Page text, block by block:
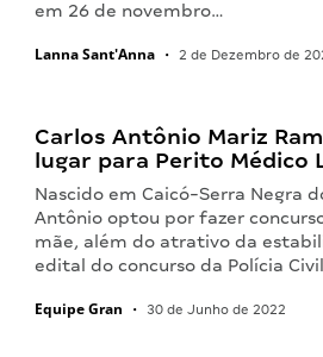
em 26 de novembro…
Lanna Sant'Anna • 2 de Dezembro de
Carlos Antônio Mariz
lugar para Perito Médico
Nascido em Caicó-Serra Negra
Antônio optou por fazer
mãe, além do atrativo da
edital do concurso da Polícia
Equipe Gran • 30 de Junho de 2022